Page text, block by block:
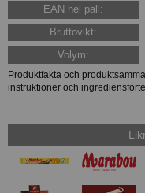
EAN hel pall:
Bruttovikt:
Volym:
Produktfakta och
instruktioner och